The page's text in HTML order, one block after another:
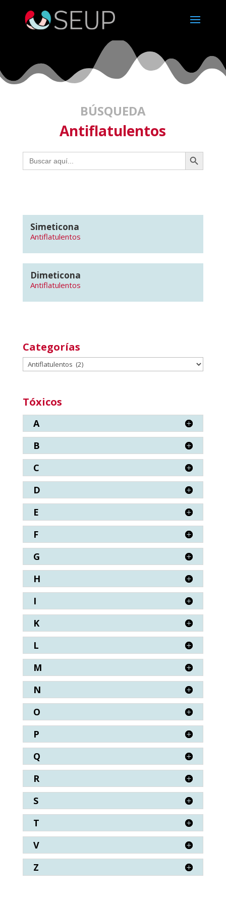
BÚSQUEDA
Antiflatulentos
Buscar: Botón de búsqueda
Simeticona
Antiflatulentos
Dimeticona
Antiflatulentos
Categorías
Categorías
Tóxicos
A
B
C
D
E
F
G
H
I
K
L
M
N
O
P
Q
R
S
T
V
Z